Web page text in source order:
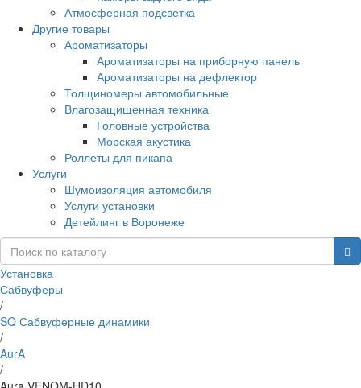
Атмосферная подсветка
Другие товары
Ароматизаторы
Ароматизаторы на приборную панель
Ароматизаторы на дефлектор
Толщиномеры автомобильные
Влагозащищенная техника
Головные устройства
Морская акустика
Роллеты для пикапа
Услуги
Шумоизоляция автомобиля
Услуги установки
Детейлинг в Воронеже
Установка
Сабвуферы
/
SQ Сабвуферные динамики
/
AurA
/